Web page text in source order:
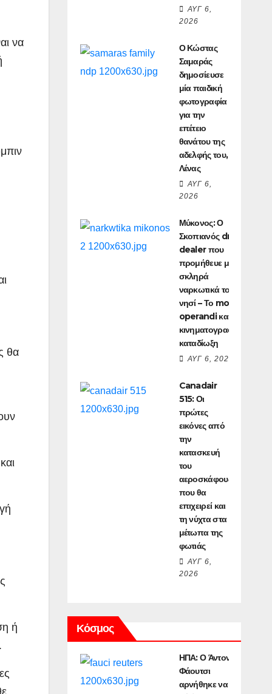
να
θα
ή
ΑΥΓ 6,
2026
Ο Κώστας
Σαμαράς
δημοσίευσε
μία παιδική
φωτογραφία
για την
επέτειο
θανάτου της
αδελφής του,
Λένας
ΑΥΓ 6,
2026
Μύκονος: Ο
Σκοπιανός drug
dealer που
προμήθευε με
σκληρά
ναρκωτικά το
νησί – Το modus
operandi και η
κινηματογραφική
καταδίωξη
ΑΥΓ 6, 2026
Canadair
515: Οι
πρώτες
εικόνες από
την
κατασκευή
του
αεροσκάφους
που θα
επιχειρεί και
τη νύχτα στα
μέτωπα της
φωτιάς
ΑΥΓ 6,
2026
Κόσμος
ΗΠΑ: Ο Άντονι
Φάουτσι
αρνήθηκε να